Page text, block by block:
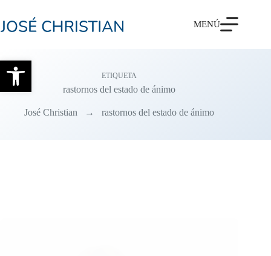
MENÚ
ETIQUETA
rastornos del estado de ánimo
José Christian →rastornos del estado de ánimo
Abrir barra de herramientas